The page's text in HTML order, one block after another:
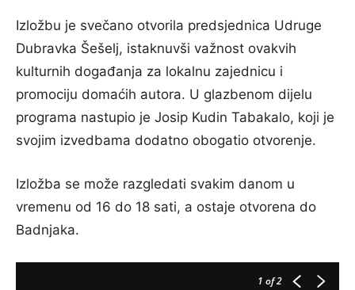
Izložbu je svečano otvorila predsjednica Udruge
Dubravka Šešelj, istaknuvši važnost ovakvih
kulturnih događanja za lokalnu zajednicu i
promociju domaćih autora. U glazbenom dijelu
programa nastupio je Josip Kudin Tabakalo, koji je
svojim izvedbama dodatno obogatio otvorenje.
Izložba se može razgledati svakim danom u
vremenu od 16 do 18 sati, a ostaje otvorena do
Badnjaka.
1 of 2